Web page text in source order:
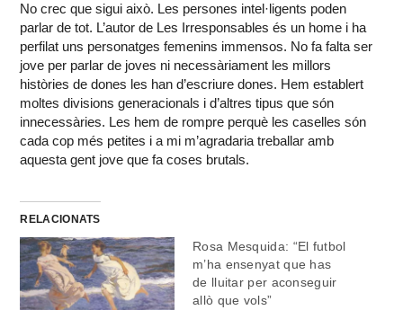
No crec que sigui això. Les persones intel·ligents poden
parlar de tot. L’autor de Les Irresponsables és un home i ha
perfilat uns personatges femenins immensos. No fa falta ser
jove per parlar de joves ni necessàriament les millors
històries de dones les han d’escriure dones. Hem establert
moltes divisions generacionals i d’altres tipus que són
innecessàries. Les hem de rompre perquè les caselles són
cada cop més petites i a mi m’agradaria treballar amb
aquesta gent jove que fa coses brutals.
RELACIONATS
Rosa Mesquida: “El futbol
m’ha ensenyat que has
de lluitar per aconseguir
allò que vols”